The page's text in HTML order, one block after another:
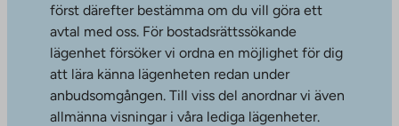
först därefter bestämma om du vill göra ett
avtal med oss. För bostadsrättssökande
lägenhet försöker vi ordna en möjlighet för dig
att lära känna lägenheten redan under
anbudsomgången. Till viss del anordnar vi även
allmänna visningar i våra lediga lägenheter.